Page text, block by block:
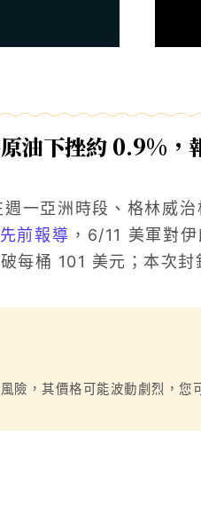
油下挫約 0.9%，
週一亞洲時段、格林威
前報導 ，6/11 美軍對
每桶 101 美元；本次封
險，其價格可能波動劇烈，您